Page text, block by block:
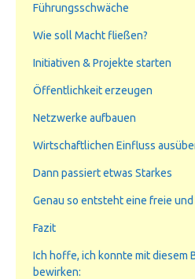
Führungsschwäche
Wie soll Macht fließen?
Initiativen & Projekte starten
Öffentlichkeit erzeugen
Netzwerke aufbauen
Wirtschaftlichen Einfluss
Dann passiert etwas Starkes
Genau so entsteht eine freie
Fazit
Ich hoffe, ich konnte mit diesem
bewirken: